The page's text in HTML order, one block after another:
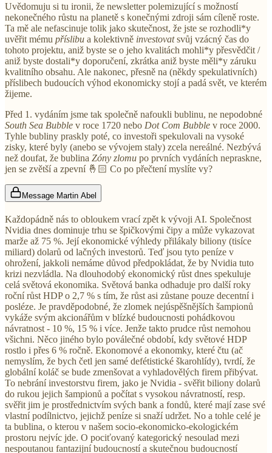
Uvědomuju si tu ironii, že newsletter polemizující s možností
nekonečného růstu na planetě s konečnými zdroji sám cíleně roste.
Ta mě ale nefascinuje tolik jako skutečnost, že jste se rozhodli*y
uvěřit mému příslibu a kolektivně investovatsvůj vzácný čas do
tohoto projektu, aniž byste se o jeho kvalitách mohli*y přesvědčit /
aniž byste dostali*y doporučení, zkrátka aniž byste měli*y záruku
kvalitního obsahu. Ale nakonec, přesně na (někdy spekulativních)
příslibech budoucích výhod ekonomicky stojí a padá svět, ve kterém
žijeme.
Před 1. vydáním jsme tak společně nafoukli bublinu, ne nepodobné
South Sea Bubble v roce 1720 nebo Dot Com Bubble v roce 2000.
Tyhle bubliny praskly poté, co investoři spekulovali na vysoké
zisky, které byly (anebo se vývojem staly) zcela nereálné. Nezbývá
než doufat, že bublina Zóny zlomu po prvních vydáních nepraskne,
jen se zvětší a zpevní 🤞🏻 Co po přečtení myslíte vy?
Message Martin Abel
Každopádně nás to obloukem vrací zpět k vývoji AI. Společnost
Nvidia dnes dominuje trhu se špičkovými čipy a může vykazovat
marže až 75 %. Její ekonomické výhledy přilákaly biliony (tisíce
miliard) dolarů od lačných investorů. Teď jsou tyto peníze v
ohrožení, jakkoli nemáme důvod předpokládat, že by Nvidia tuto
krizi nezvládla. Na dlouhodobý ekonomický růst dnes spekuluje
celá světová ekonomika. Světová banka odhaduje pro další roky
roční růst HDP o 2,7 % s tím, že růst asi zůstane pouze decentní i
posléze. Je pravděpodobné, že zlomek nejúspěšnějších šampionů
vykáže svým akcionářům v blízké budoucnosti pohádkovou
návratnost - 10 %, 15 % i více. Jenže takto prudce růst nemohou
všichni. Něco jiného bylo poválečné období, kdy světové HDP
rostlo i přes 6 % ročně. Ekonomové a ekonomky, které čtu (ač
nemyslím, že bych četl jen samé defétistické škarohlídy), tvrdí, že
globální koláč se bude zmenšovat a vyhladovělých firem přibývat.
To nebrání investorstvu firem, jako je Nvidia - svěřit biliony dolarů
do rukou jejich šampionů a počítat s vysokou návratností, resp.
svěřit jim je prostřednictvím svých bank a fondů, které mají zase své
vlastní podílnictvo, jejichž peníze si snaží udržet. No a tohle celé je
ta bublina, o kterou v našem socio-ekonomicko-ekologickém
prostoru nejvíc jde. O pociťovaný kategorický nesoulad mezi
nespoutanou fantazijní budoucností a skutečnou budoucností